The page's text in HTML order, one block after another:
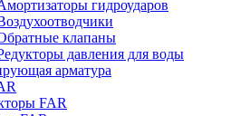
гидроударов
клапаны
давления для воды
арматура
FAR